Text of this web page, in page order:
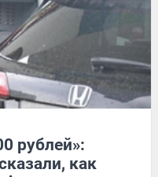
рублей»:
как